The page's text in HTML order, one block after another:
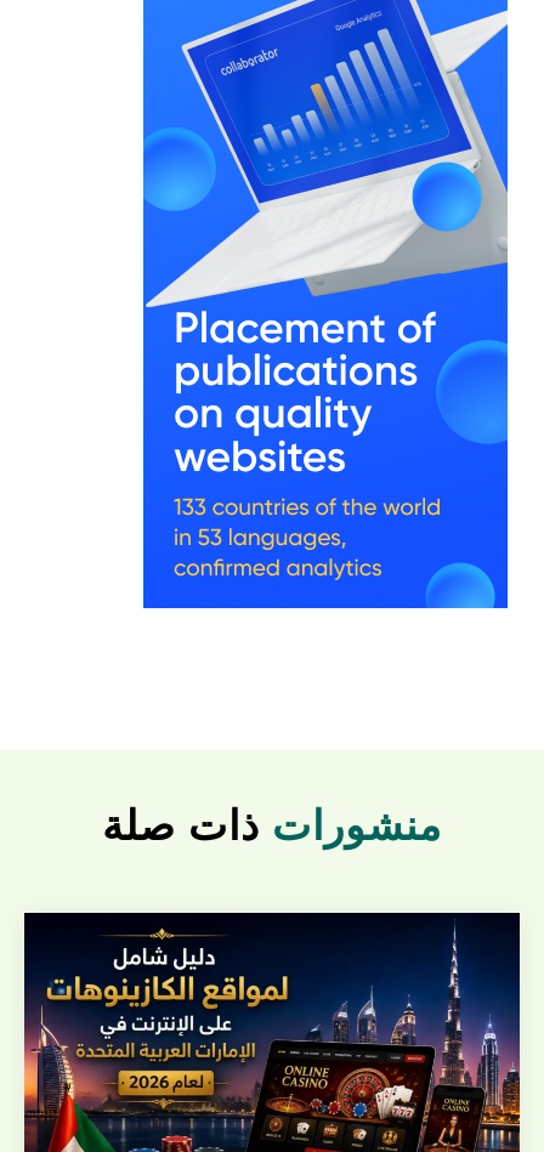
منشورات ذات صلة